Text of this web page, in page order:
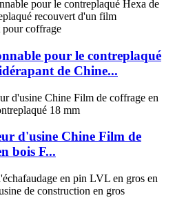
pour le contreplaqué
de Chine...
d'usine Chine Film de
bois F...